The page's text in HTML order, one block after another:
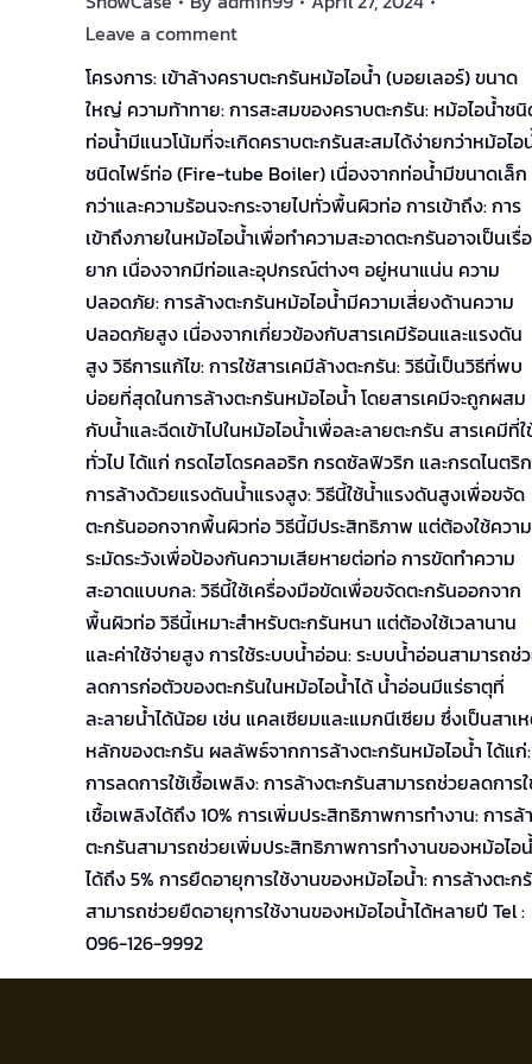
Leave a comment
โครงการ: เข้าล้างคราบตะกรันหม้อไอน้ำ (บอยเลอร์) ขนาด
ใหญ่ ความท้าทาย: การสะสมของคราบตะกรัน: หม้อไอน้ำช
ท่อน้ำมีแนวโน้มที่จะเกิดคราบตะกรันสะสมได้ง่ายกว่าหม้อไอ
ชนิดไฟร์ท่อ (Fire-tube Boiler) เนื่องจากท่อน้ำมีขนาดเล็ก
กว่าและความร้อนจะกระจายไปทั่วพื้นผิวท่อ การเข้าถึง: การ
เข้าถึงภายในหม้อไอน้ำเพื่อทำความสะอาดตะกรันอาจเป็นเรื่
ยาก เนื่องจากมีท่อและอุปกรณ์ต่างๆ อยู่หนาแน่น ความ
ปลอดภัย: การล้างตะกรันหม้อไอน้ำมีความเสี่ยงด้านความ
ปลอดภัยสูง เนื่องจากเกี่ยวข้องกับสารเคมีร้อนและแรงดัน
สูง วิธีการแก้ไข: การใช้สารเคมีล้างตะกรัน: วิธีนี้เป็นวิธีที่พบ
บ่อยที่สุดในการล้างตะกรันหม้อไอน้ำ โดยสารเคมีจะถูกผสม
กับน้ำและฉีดเข้าไปในหม้อไอน้ำเพื่อละลายตะกรัน สารเคมีที่ใ
ทั่วไป ได้แก่ กรดไฮโดรคลอริก กรดซัลฟิวริก และกรดไนตริก
การล้างด้วยแรงดันน้ำแรงสูง: วิธีนี้ใช้น้ำแรงดันสูงเพื่อขจัด
ตะกรันออกจากพื้นผิวท่อ วิธีนี้มีประสิทธิภาพ แต่ต้องใช้ความ
ระมัดระวังเพื่อป้องกันความเสียหายต่อท่อ การขัดทำความ
สะอาดแบบกล: วิธีนี้ใช้เครื่องมือขัดเพื่อขจัดตะกรันออกจาก
พื้นผิวท่อ วิธีนี้เหมาะสำหรับตะกรันหนา แต่ต้องใช้เวลานาน
และค่าใช้จ่ายสูง การใช้ระบบน้ำอ่อน: ระบบน้ำอ่อนสามารถช่
ลดการก่อตัวของตะกรันในหม้อไอน้ำได้ น้ำอ่อนมีแร่ธาตุที่
ละลายน้ำได้น้อย เช่น แคลเซียมและแมกนีเซียม ซึ่งเป็นสาเ
หลักของตะกรัน ผลลัพธ์จากการล้างตะกรันหม้อไอน้ำ ได้แก่:
การลดการใช้เชื้อเพลิง: การล้างตะกรันสามารถช่วยลดการ
เชื้อเพลิงได้ถึง 10% การเพิ่มประสิทธิภาพการทำงาน: การล้
ตะกรันสามารถช่วยเพิ่มประสิทธิภาพการทำงานของหม้อไอ
ได้ถึง 5% การยืดอายุการใช้งานของหม้อไอน้ำ: การล้างตะก
สามารถช่วยยืดอายุการใช้งานของหม้อไอน้ำได้หลายปี Tel :
096-126-9992